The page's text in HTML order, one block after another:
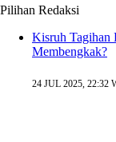
Pilihan Redaksi
Kisruh Tagihan
Membengkak?
24 JUL 2025, 22:32